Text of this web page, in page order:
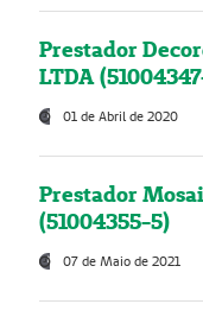
Prestador
LTDA
01 de Abril de 2020
Prestador
(51004355-5)
07 de Maio de 2021